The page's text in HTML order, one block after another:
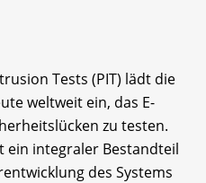
Tests (PIT) lädt die
weltweit ein, das E-
zu testen.
ein integraler Bestandteil
des Systems